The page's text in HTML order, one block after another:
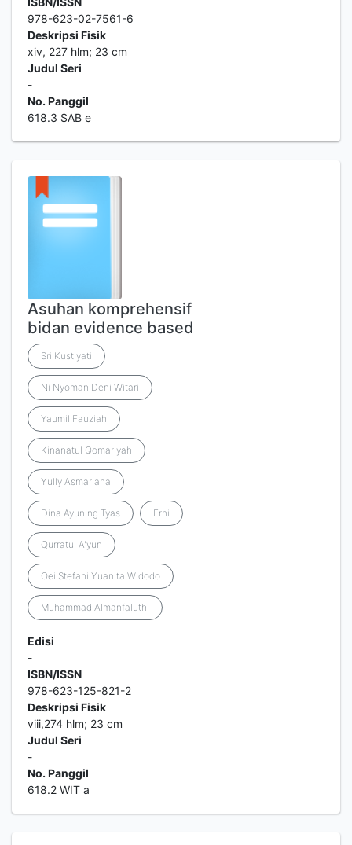
978-623-02-7561-6
Deskripsi Fisik
xiv, 227 hlm; 23 cm
Judul Seri
-
No. Panggil
618.3 SAB e
Asuhan komprehensif
bidan evidence based
Sri Kustiyati
Ni Nyoman Deni Witari
Yaumil Fauziah
Kinanatul Qomariyah
Yully Asmariana
Dina Ayuning Tyas Erni
Qurratul A'yun
Oei Stefani Yuanita Widodo
Muhammad Almanfaluthi
Edisi
-
ISBN/ISSN
978-623-125-821-2
Deskripsi Fisik
viii,274 hlm; 23 cm
Judul Seri
-
No. Panggil
618.2 WIT a